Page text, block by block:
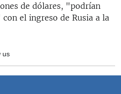
de dólares, "podrían
el ingreso de Rusia a la
us